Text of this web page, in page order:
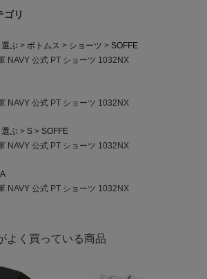
ゴリ
ぶ ボトムス ショーツ
SOFFE
NAVY 公式 PT ショーツ 1032NX
NAVY 公式 PT ショーツ 1032NX
ぶ S
SOFFE
NAVY 公式 PT ショーツ 1032NX
NAVY 公式 PT ショーツ 1032NX
よく買っている商品